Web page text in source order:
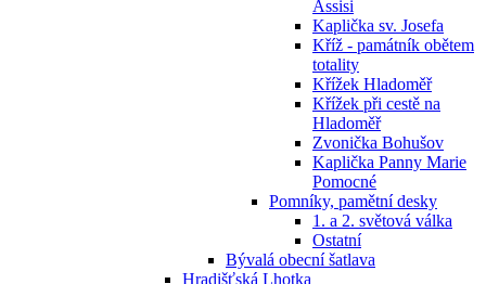
Assisi
Kaplička sv. Josefa
Kříž - památník obětem
totality
Křížek Hladoměř
Křížek při cestě na
Hladoměř
Zvonička Bohušov
Kaplička Panny Marie
Pomocné
Pomníky, pamětní desky
1. a 2. světová válka
Ostatní
Bývalá obecní šatlava
Hradišťská Lhotka